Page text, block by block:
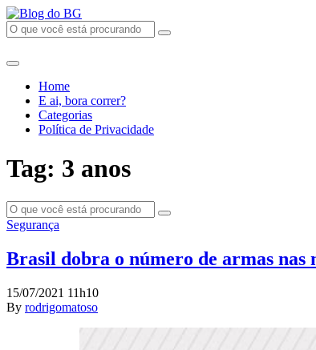
Home
E ai, bora correr?
Categorias
Política de Privacidade
Tag: 3 anos
Segurança
Brasil dobra o número de armas nas
15/07/2021 11h10
By rodrigomatoso